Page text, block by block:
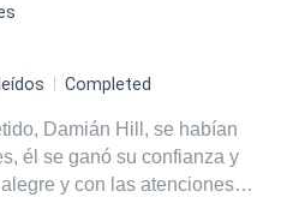
y sus planes son hacer de la
y sabe que nunca lo sentirá
Completed
Damián Hill, se habían
él se ganó su confianza y
y con las atenciones